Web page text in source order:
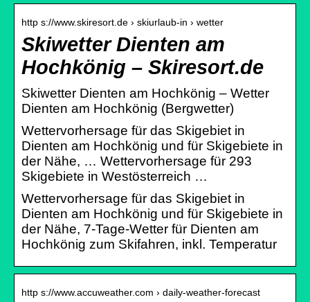
http s://www.skiresort.de › skiurlaub-in › wetter
Skiwetter Dienten am
Hochkönig – Skiresort.de
Skiwetter Dienten am Hochkönig – Wetter
Dienten am Hochkönig (Bergwetter)
Wettervorhersage für das Skigebiet in
Dienten am Hochkönig und für Skigebiete in
der Nähe, … Wettervorhersage für 293
Skigebiete in Westösterreich …
Wettervorhersage für das Skigebiet in
Dienten am Hochkönig und für Skigebiete in
der Nähe, 7-Tage-Wetter für Dienten am
Hochkönig zum Skifahren, inkl. Temperatur
http s://www.accuweather.com › daily-weather-forecast